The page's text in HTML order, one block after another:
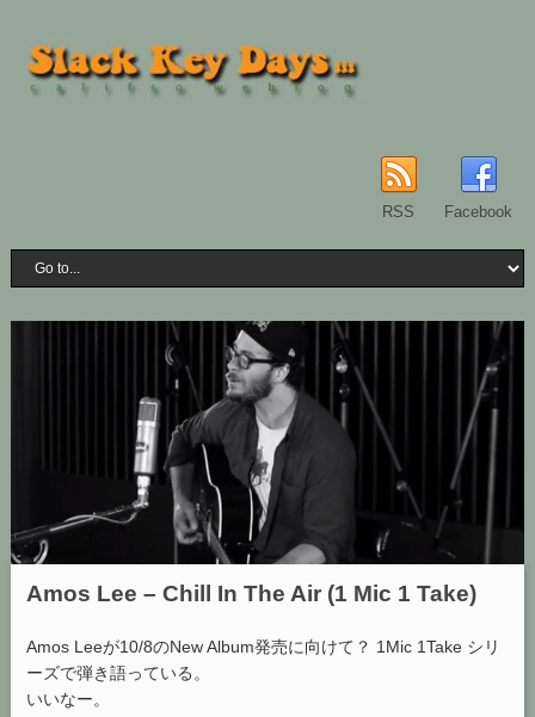
RSS Facebook
Amos Lee – Chill In The Air (1 Mic 1 Take)
Amos Leeが10/8のNew Album発売に向けて？ 1Mic 1Take シリ
ーズで弾き語っている。
いいなー。